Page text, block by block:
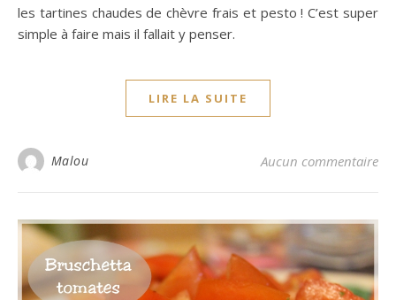
les tartines chaudes de chèvre frais et pesto ! C’est super
simple à faire mais il fallait y penser.
LIRE LA SUITE
Malou Aucun commentaire